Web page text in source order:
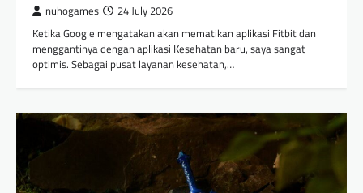
nuhogames 24 July 2026
Ketika Google mengatakan akan mematikan aplikasi Fitbit dan
menggantinya dengan aplikasi Kesehatan baru, saya sangat
optimis. Sebagai pusat layanan kesehatan,…